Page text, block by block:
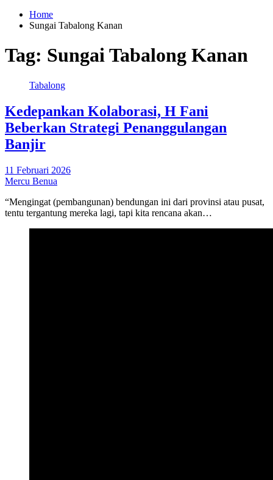
Home
Sungai Tabalong Kanan
Tag: Sungai Tabalong Kanan
Tabalong
Kedepankan Kolaborasi, H Fani
Beberkan Strategi Penanggulangan
Banjir
11 Februari 2026
Mercu Benua
“Mengingat (pembangunan) bendungan ini dari provinsi atau pusat,
tentu tergantung mereka lagi, tapi kita rencana akan…